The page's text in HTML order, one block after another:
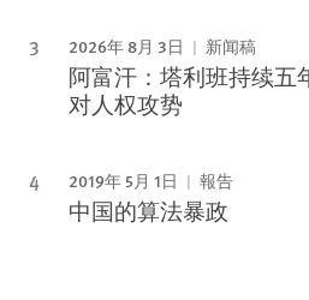
2026年 8月 3日 新闻稿
阿富汗：塔利班持续五
对人权攻势
2019年 5月 1日 報告
中国的算法暴政